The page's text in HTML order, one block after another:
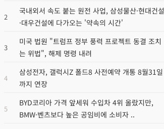
2
국내외서 속도 붙는 원전 사업, 삼성물산·현대건설
·대우건설에 다가오는 '약속의 시간'
3
미국 법원 "트럼프 정부 풍력 프로젝트 동결 조치
는 위법", 해제 명령 내려
4
삼성전자, 갤럭시Z 폴드8 사전예약 개통 8월31일
까지 연장
5
BYD코리아 가격 앞세워 수입차 4위 올랐지만,
BMW·벤츠보다 높은 공임비에 소비자 ..